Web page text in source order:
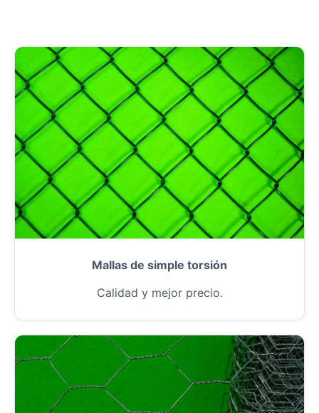
Mallas de simple torsión
Calidad y mejor precio.